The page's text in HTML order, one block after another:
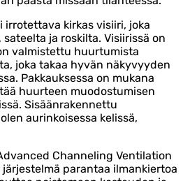
irrotettava kirkas visiiri, joka
ja roskilta. Visiirissä on
valmistettu huurtumista
joka takaa hyvän näkyvyyden
Pakkauksessa on mukana
huurteen muodostumisen
Sisäänrakennettu
aurinkoisessa kelissä,
Channeling Ventilation
järjestelmä parantaa ilmankiertoa